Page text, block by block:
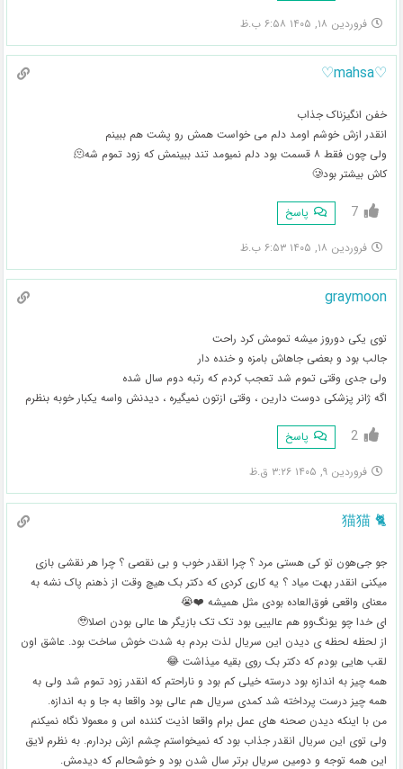
فروردین ۱۸, ۱۴۰۵ ۶:۵۸ ب.ظ
♡mahsa♡
خفن انگیزناک جذاب
انقدر ازش خوشم اومد دلم می خواست همش رو پشت هم ببینم
ولی چون فقط ۸ قسمت بود دلم نمیومد تند ببینمش که زود تموم شه🫠
کاش بیشتر بود🥲
7 پاسخ
فروردین ۱۸, ۱۴۰۵ ۶:۵۳ ب.ظ
graymoon
توی یکی دوروز میشه تمومش کرد راحت
جالب بود و بعضی جاهاش بامزه و خنده دار
ولی جدی وقتی تموم شد تعجب کردم که رتبه دوم سال شده
اگه ژانر پزشکی دوست دارین ، وقتی ازتون نمیگیره ، دیدنش واسه یکبار خوبه بنظرم
2 پاسخ
فروردین ۹, ۱۴۰۵ ۳:۲۶ ق.ظ
🐈 猫猫
جو جی‌هون تو کی هستی مرد ؟ چرا انقدر خوب و بی نقصی ؟ چرا هر نقشی بازی
میکنی انقدر بهت میاد ؟ یه کاری کردی که دکتر بک هیچ وقت از ذهنم پاک نشه به
معنای واقعی فوق‌العاده بودی مثل همیشه ❤️😭
ای خدا چو یونگ‌وو هم عالییی بود تک تک بازیگر ها عالی بودن اصلا🥹
از لحظه لحظه ی دیدن این سریال لذت بردم به شدت خوش ساخت بود. عاشق اون
لقب هایی بودم که دکتر بک روی بقیه میذاشت 😂
همه چیز به اندازه بود درسته خیلی کم بود و ناراحتم که انقدر زود تموم شد ولی به
همه چیز درست پرداخته شد کمدی سریال هم عالی بود واقعا به جا و به اندازه.
من با اینکه دیدن صحنه های عمل برام واقعا اذیت کننده اس و معمولا نگاه نمیکنم
ولی توی این سریال انقدر جذاب بود که نمیخواستم چشم ازش بردارم. به نظرم لایق
این همه توجه و دومین سریال برتر سال شدن بود و خوشحالم که دیدمش.